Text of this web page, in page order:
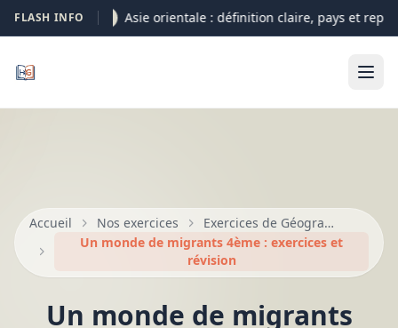
FLASH INFO05-08 Asie orientale : définition claire, pays et
Accueil Nos exercices
Exercices de Géographie et croquis
Un monde de migrants 4ème : exercices et
révision
Un monde de migrants